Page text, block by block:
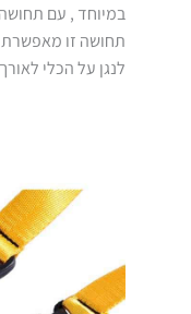
במיוחד , עם
תחושה זו מאפשרת
לנגן על הכלי